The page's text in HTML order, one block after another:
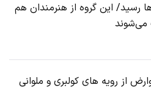
رسید/ این گروه از هنرمندان هم
می‌شوند
از رویه های کولبری و ملوانی